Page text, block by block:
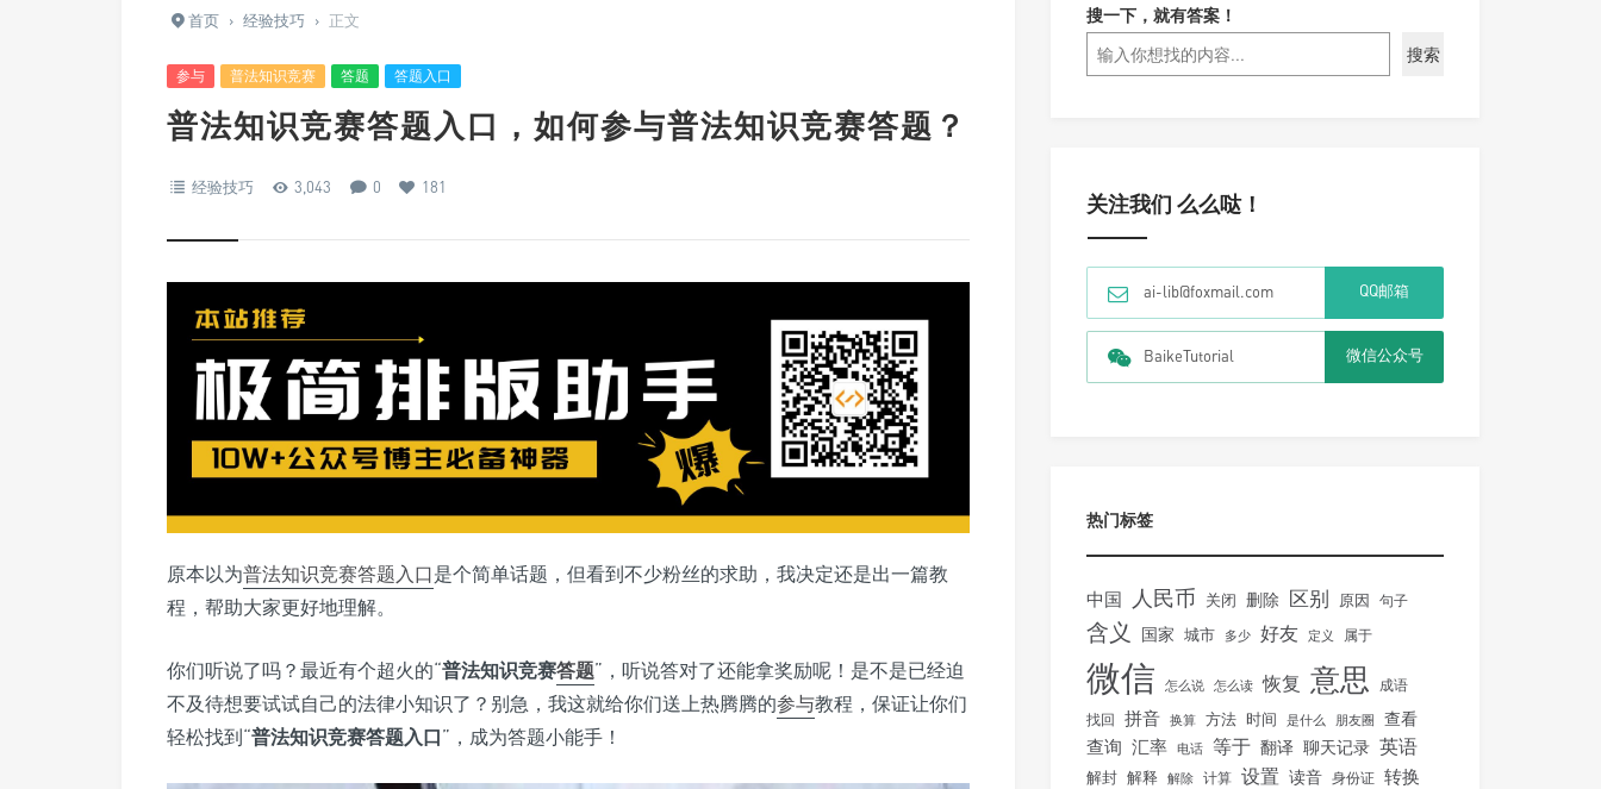
首页 › 经验技巧 › 正文
参与 普法知识竞赛 答题 答题入口
普法知识竞赛答题入口，如何参与普法知识竞赛答题？
经验技巧 3,043 0 181
原本以为普法知识竞赛答题入口是个简单话题，但看到不少粉丝的求助，我决定还是出一篇教
程，帮助大家更好地理解。
你们听说了吗？最近有个超火的“普法知识竞赛答题”，听说答对了还能拿奖励呢！是不是已经迫
不及待想要试试自己的法律小知识了？别急，我这就给你们送上热腾腾的参与教程，保证让你们
轻松找到“普法知识竞赛答题入口”，成为答题小能手！
搜一下，就有答案！
搜索
关注我们 么么哒！
ai-lib@foxmail.com QQ邮箱
BaikeTutorial 微信公众号
热门标签
中国 人民币 关闭 删除 区别 原因 句子
含义 国家 城市 多少 好友 定义 属于
微信 怎么说 怎么读 恢复 意思 成语
找回 拼音 换算 方法 时间 是什么 朋友圈 查看
查询 汇率 电话 等于 翻译 聊天记录 英语
解封 解释 解除 计算 设置 读音 身份证 转换